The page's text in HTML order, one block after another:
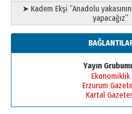
➤ Kadem Ekşi “Anadolu
yapacağız”
Yayın
Ekonomiklik
Erzurum
Kartal